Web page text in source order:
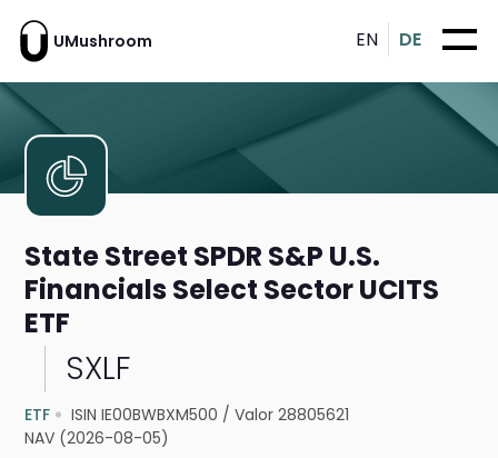
UMushroom EN DE
State Street SPDR S&P U.S.
Financials Select Sector UCITS
ETF
SXLF
ETF ISIN IE00BWBXM500 /Valor 28805621
NAV (2026-08-05)